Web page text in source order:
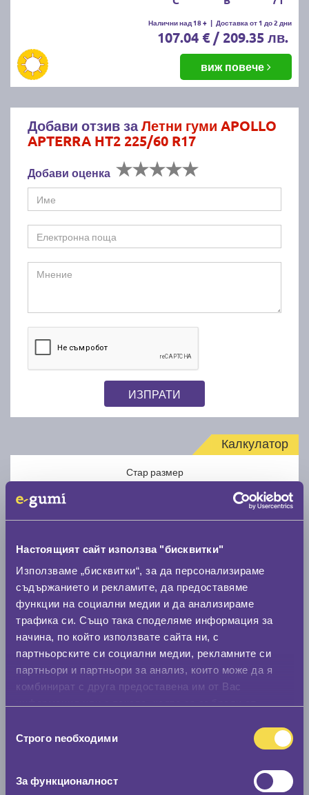
Настоящият сайт използва "бисквитки"
Използваме „бисквитки“, за да персонализираме
съдържанието и рекламите, да предоставяме
функции на социални медии и да анализираме
трафика си. Също така споделяме информация за
начина, по който използвате сайта ни, с
партньорските си социални медии, рекламните си
партньори и партньори за анализ, които може да я
комбинират с друга предоставена им от Вас
наСтрого nеобходими
За функционалност
Налични над 18 + | Доставка от 1 до 2 дни
107.04 € / 209.35 лв.
виж повече
Добави отзив заЛетни гуми APOLLO
APTERRA HT2 225/60 R17
Добави оценка
ИЗПРАТИ
Калкулатор
Стар размер
Нов размер
Стар размер
Скоростомер при 100